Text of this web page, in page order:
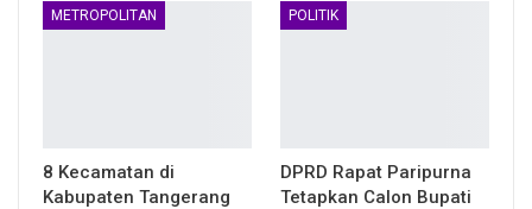
METROPOLITAN
8 Kecamatan di
Kabupaten Tangerang
POLITIK
DPRD Rapat Paripurna
Tetapkan Calon Bupati